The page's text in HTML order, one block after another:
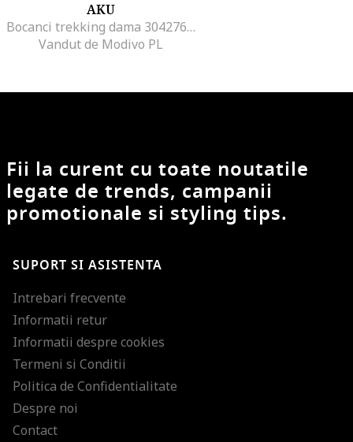
AKU
Bocanci trekking dama 304276019, Piele naturala, Gri, Gri
Vandut de Modivo PL
Fii la curent cu toate noutatile
legate de trends, campanii
promotionale si styling tips.
SUPORT SI ASISTENTA
Intrebari frecvente
Informatii retur
Informatii despre cookies
Termeni si Conditii
Politica de Confidentialitate
Despre noi
Contact